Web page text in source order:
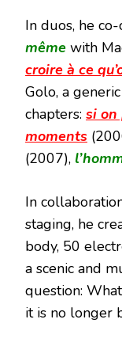
In duos, he
même with
croire à ce
Golo, a
chapters: si on
moments
(2007),
In
staging, he
body, 50
a scenic and
question:
it is no longer